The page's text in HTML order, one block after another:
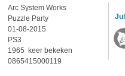
Arc System Works
Puzzle Party
01-08-2015
PS3
1965 keer bekeken
0865415000119